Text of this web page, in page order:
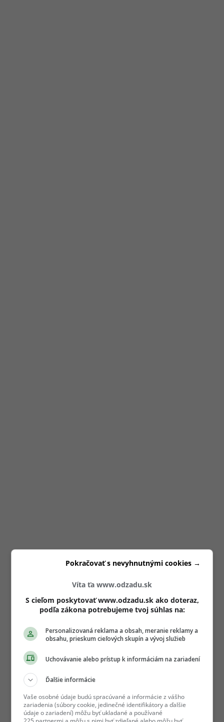
Víta ťa www.odzadu.sk
S cieľom poskytovať www.odzadu.sk ako doteraz,
podľa zákona potrebujeme tvoj súhlas na:
Personalizovaná reklama a obsah, meranie reklamy a
obsahu, prieskum cieľových skupín a vývoj služieb
Uchovávanie alebo prístup k informáciám na zariadení
Ďalšie informácie
Vaše osobné údaje budú spracúvané a informácie z vášho
zariadenia (súbory cookie, jedinečné identifikátory a ďalšie
údaje o zariadení) môžu byť ukladané a používané
Pokračovať s nevyhnutnými cookies →